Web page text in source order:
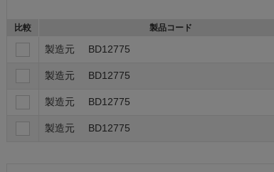
比較 製品コード
製造元 BD12775
製造元 BD12775
製造元 BD12775
製造元 BD12775